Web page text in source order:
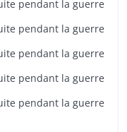
pendant la guerre
pendant la guerre
pendant la guerre
pendant la guerre
pendant la guerre